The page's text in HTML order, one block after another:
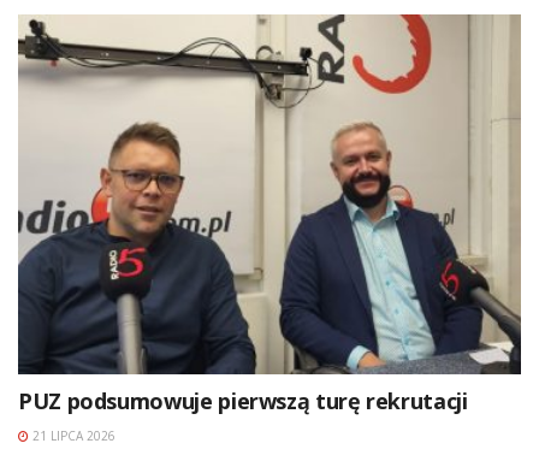
PUZ podsumowuje pierwszą turę rekrutacji
21 LIPCA 2026